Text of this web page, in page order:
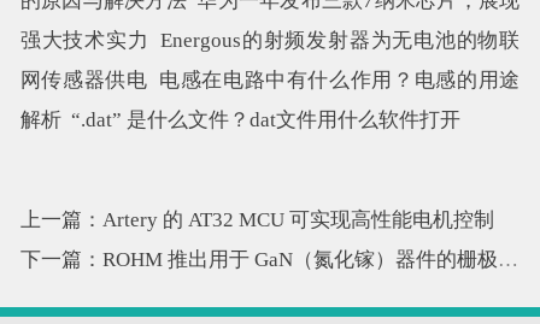
强大技术实力
Energous的射频发射器为无电池的物联
网传感器供电 电感在电路中有什么作用？电感的用途
解析 “.dat” 是什么文件？dat文件用什么软件打开
上一篇：Artery 的 AT32 MCU 可实现高性能电机控制
下一篇：ROHM 推出用于 GaN（氮化镓）器件的栅极驱动器 IC“BD2311NVX-LB”